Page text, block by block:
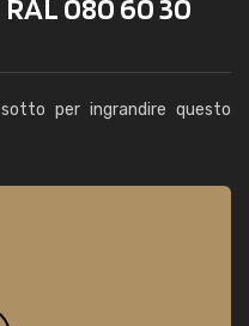
080 60 30
per ingrandire questo